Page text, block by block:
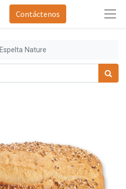
Contáctenos
Espelta Nature